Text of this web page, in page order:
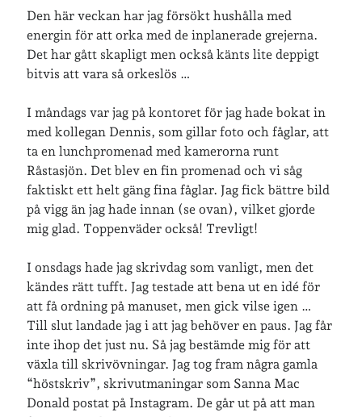
Den här veckan har jag försökt hushålla med
energin för att orka med de inplanerade grejerna.
Det har gått skapligt men också känts lite deppigt
bitvis att vara så orkeslös …
I måndags var jag på kontoret för jag hade bokat in
med kollegan Dennis, som gillar foto och fåglar, att
ta en lunchpromenad med kamerorna runt
Råstasjön. Det blev en fin promenad och vi såg
faktiskt ett helt gäng fina fåglar. Jag fick bättre bild
på vigg än jag hade innan (se ovan), vilket gjorde
mig glad. Toppenväder också! Trevligt!
I onsdags hade jag skrivdag som vanligt, men det
kändes rätt tufft. Jag testade att bena ut en idé för
att få ordning på manuset, men gick vilse igen …
Till slut landade jag i att jag behöver en paus. Jag får
inte ihop det just nu. Så jag bestämde mig för att
växla till skrivövningar. Jag tog fram några gamla
“höstskriv”, skrivutmaningar som Sanna Mac
Donald postat på Instagram. De går ut på att man